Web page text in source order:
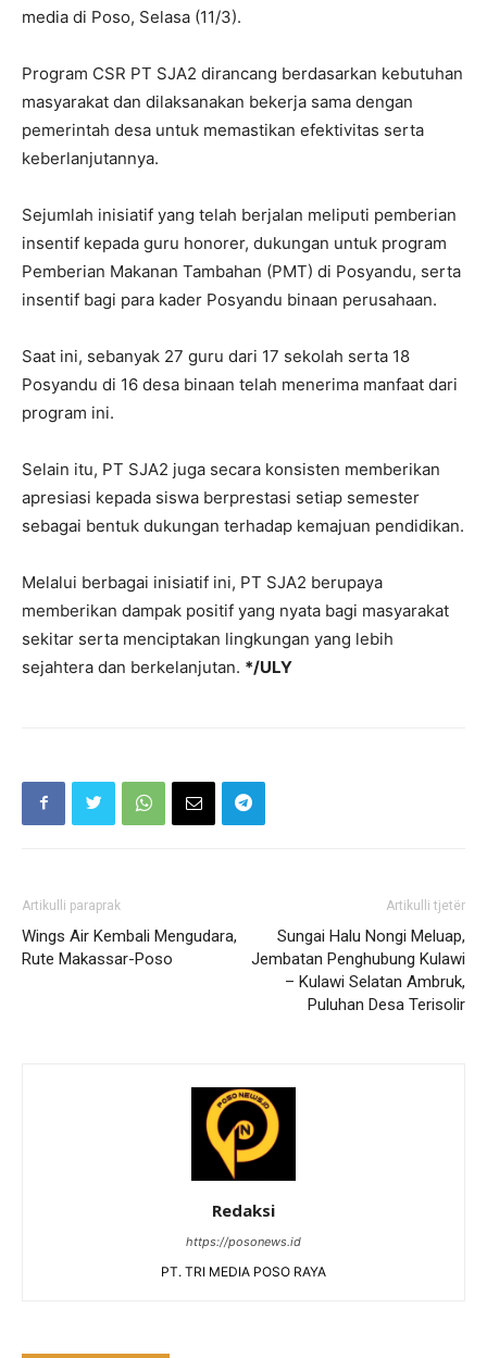
media di Poso, Selasa (11/3).
Program CSR PT SJA2 dirancang berdasarkan kebutuhan
masyarakat dan dilaksanakan bekerja sama dengan
pemerintah desa untuk memastikan efektivitas serta
keberlanjutannya.
Sejumlah inisiatif yang telah berjalan meliputi pemberian
insentif kepada guru honorer, dukungan untuk program
Pemberian Makanan Tambahan (PMT) di Posyandu, serta
insentif bagi para kader Posyandu binaan perusahaan.
Saat ini, sebanyak 27 guru dari 17 sekolah serta 18
Posyandu di 16 desa binaan telah menerima manfaat dari
program ini.
Selain itu, PT SJA2 juga secara konsisten memberikan
apresiasi kepada siswa berprestasi setiap semester
sebagai bentuk dukungan terhadap kemajuan pendidikan.
Melalui berbagai inisiatif ini, PT SJA2 berupaya
memberikan dampak positif yang nyata bagi masyarakat
sekitar serta menciptakan lingkungan yang lebih
sejahtera dan berkelanjutan. */ULY
Artikulli paraprak
Wings Air Kembali Mengudara,
Rute Makassar-Poso
Artikulli tjetër
Sungai Halu Nongi Meluap,
Jembatan Penghubung Kulawi
– Kulawi Selatan Ambruk,
Puluhan Desa Terisolir
Redaksi
https://posonews.id
PT. TRI MEDIA POSO RAYA